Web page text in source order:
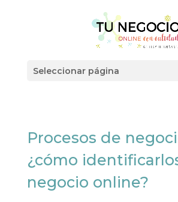
Seleccionar página
Procesos de
¿cómo
negocio online?